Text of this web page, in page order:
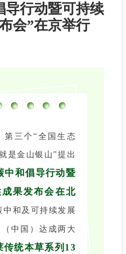
导行动暨可持续
会”在京举行
第三个“全国生态
是金山银山”提出
中和倡导行动暨
果发布会在北
中和及可持续发展
中国）达成两大
传统本草系列13